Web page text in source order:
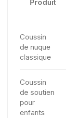
Produit
Coussin
de nuque
classique
Coussin
de soutien
pour
enfants